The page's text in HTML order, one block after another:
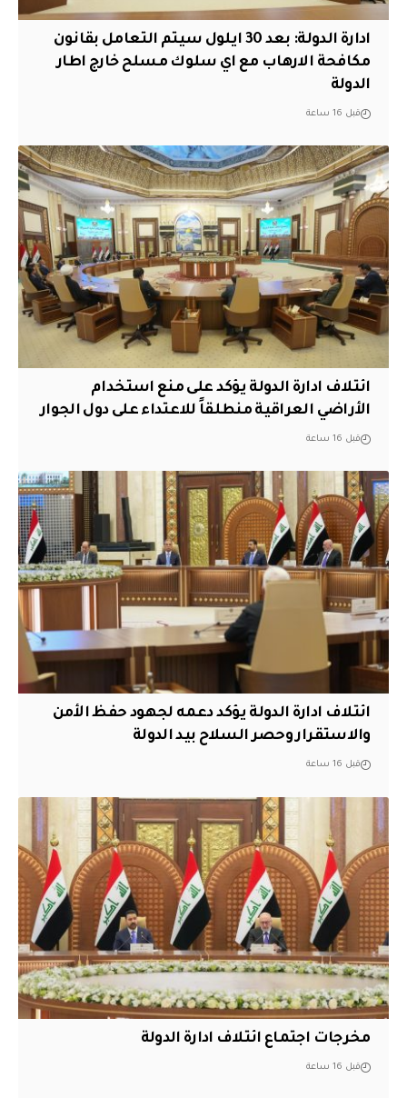
ادارة الدولة: بعد 30 ايلول سيتم التعامل بقانون
مكافحة الارهاب مع اي سلوك مسلح خارج اطار
الدولة
قبل 16 ساعة
ائتلاف ادارة الدولة يؤكد على منع استخدام
الأراضي العراقية منطلقاً للاعتداء على دول الجوار
قبل 16 ساعة
ائتلاف ادارة الدولة يؤكد دعمه لجهود حفظ الأمن
والاستقرار وحصر السلاح بيد الدولة
قبل 16 ساعة
مخرجات اجتماع ائتلاف ادارة الدولة
قبل 16 ساعة